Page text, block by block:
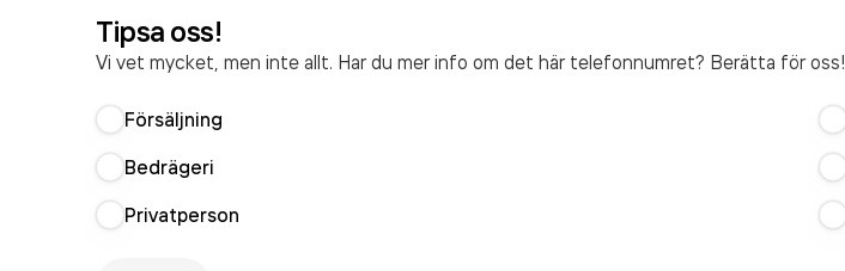
Tipsa oss!
Vi vet mycket, men inte allt. Har du mer info om det här telefonnumret? Berätta för oss!
Försäljning
Bedrägeri
Privatperson